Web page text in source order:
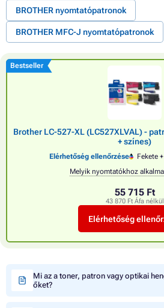
BROTHER nyomtatópatronok
BROTHER MFC-J nyomtatópatronok
Bestseller
Brother LC-527-XL (LC527XLVAL) -
+ színes)
Elérhetőség ellenőrzése Fekete
Melyik nyomtatókhoz
55 715 Ft
43 870 Ft Áfa nélkül
Elérhetőség
Mi az a toner, patron vagy optikai
őket?